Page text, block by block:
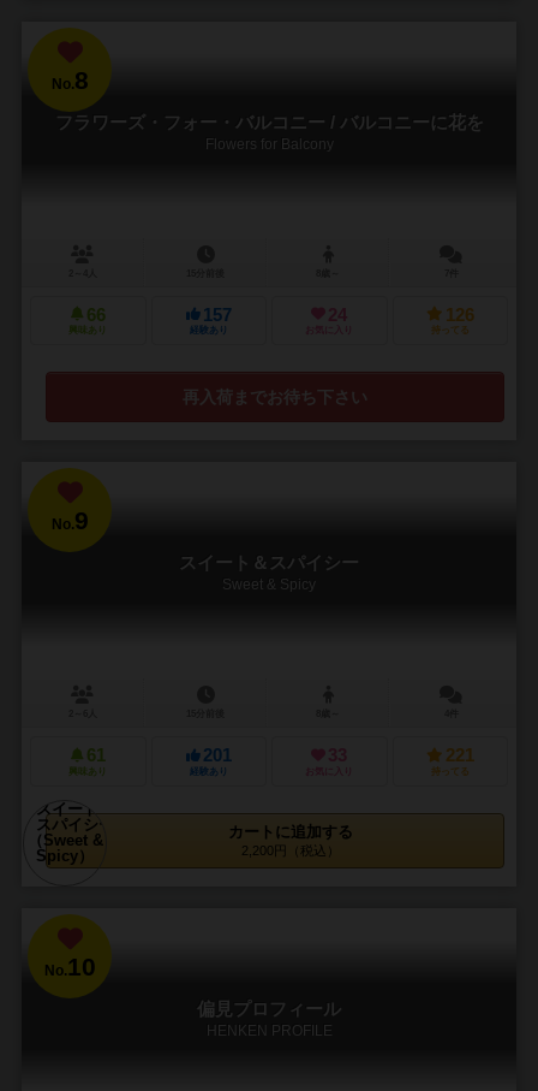
No.8
フラワーズ・フォー・バルコニー / バルコニーに花を
Flowers for Balcony
66
興味あり
157
経験あり
24
お気に入り
126
持ってる
再入荷までお待ち下さい
No.9
スイート＆スパイシー
Sweet & Spicy
61
興味あり
201
経験あり
33
お気に入り
221
持ってる
カートに追加する
2,200円（税込）
No. 10
偏見プロフィール
HENKEN PROFILE